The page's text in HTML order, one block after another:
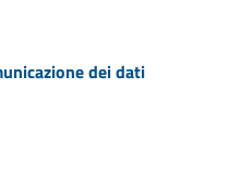
dei dati